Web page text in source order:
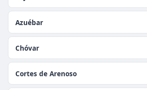
Azuébar
Chóvar
Cortes de Arenoso